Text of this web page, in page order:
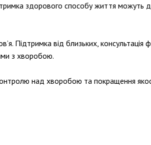
здорового способу життя можуть
Підтримка від близьких, консультація
з хворобою.
над хворобою та покращення